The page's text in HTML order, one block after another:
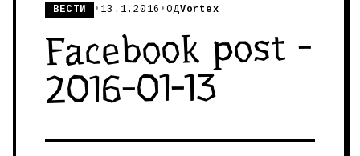
ВЕСТИ • 13.1.2016 •ОДVortex
Facebook post -
2016-01-13